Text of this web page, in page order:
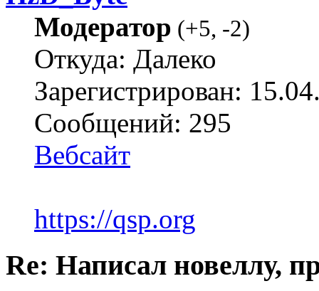
Модератор (+5, -2)
Откуда: Далеко
Зарегистрирован:
Сообщений: 295
Вебсайт
https://qsp.org
Re: Написал новеллу,